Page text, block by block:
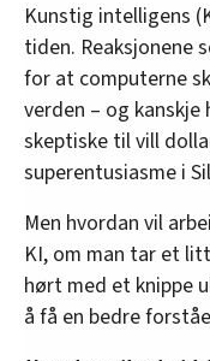
Kunstig intelligens
tiden. Reaksjonene
for at computerne
verden – og
skeptiske til vill
superentusiasme i
Men hvordan vil
KI, om man tar et
hørt med et knippe
å få en bedre